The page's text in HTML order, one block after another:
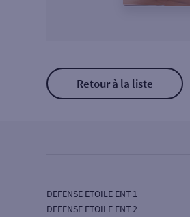
Retour à la liste
DEFENSE ETOILE ENT 1
DEFENSE ETOILE ENT 2